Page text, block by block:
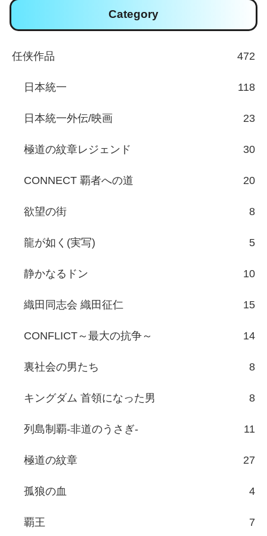
Category
任侠作品 472
日本統一 118
日本統一外伝/映画 23
極道の紋章レジェンド 30
CONNECT 覇者への道 20
欲望の街 8
龍が如く(実写) 5
静かなるドン 10
織田同志会 織田征仁 15
CONFLICT～最大の抗争～ 14
裏社会の男たち 8
キングダム 首領になった男 8
列島制覇-非道のうさぎ- 11
極道の紋章 27
孤狼の血 4
覇王 7